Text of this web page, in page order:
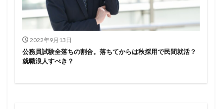
2022年9月13日
公務員試験全落ちの割合。落ちてからは秋採用で民間就活？
就職浪人すべき？